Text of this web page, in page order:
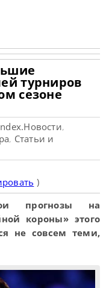
турниров
сезоне
,
, Статьи и
)
прогнозы на
короны» этого
не совсем теми,